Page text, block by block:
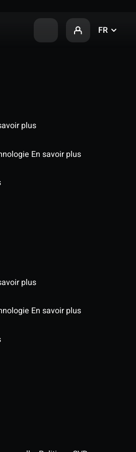
FR
plus
En savoir plus
plus
En savoir plus